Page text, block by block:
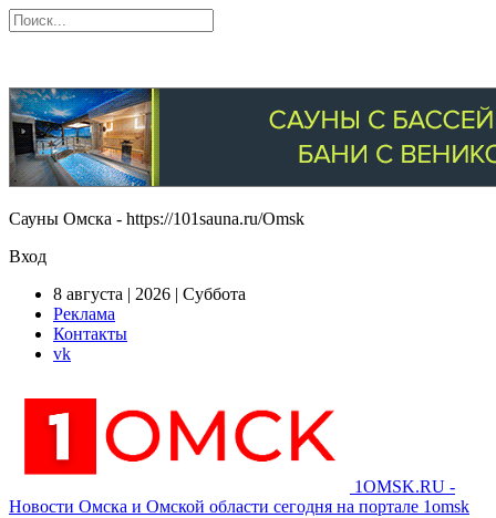
Сауны Омска - https://101sauna.ru/Omsk
Вход
8 августа | 2026 | Суббота
Реклама
Контакты
vk
1OMSK.RU -
Новости Омска и Омской области сегодня на портале 1omsk